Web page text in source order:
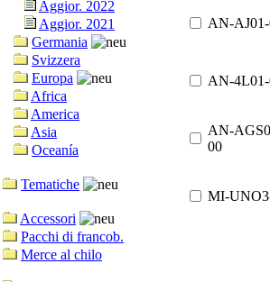
Aggior. 2022
Aggior. 2021
Germania
Svizzera
Europa
Africa
America
Asia
Oceanía
Tematiche
Accessori
Pacchi di francob.
Merce al chilo
AN-AJ01-
AN-
AN-
00
MI-